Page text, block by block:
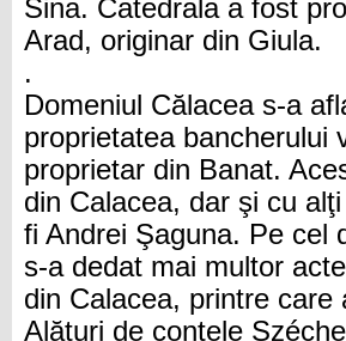
Sina. Catedrala a fost
Arad, originar din Giula.
.
Domeniul Călacea s-a
proprietatea bancherului
proprietar din Banat.
din Calacea, dar şi cu
fi Andrei Şaguna. Pe cel
s-a dedat mai multor
din Calacea, printre
Alături de contele